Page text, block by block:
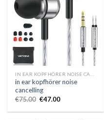
in ear kopfhörer noise
cancelling
€75.00 €47.00